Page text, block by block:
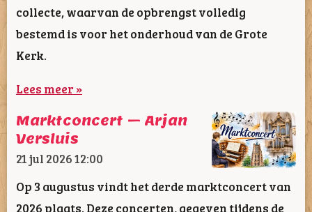
collecte, waarvan de opbrengst volledig
bestemd is voor het onderhoud van de Grote
Kerk.
Lees meer »
Marktconcert – Arjan
Versluis
21 jul 202612:00
Op 3 augustus vindt het derde marktconcert van
2026 plaats. Deze concerten, gegeven tijdens de